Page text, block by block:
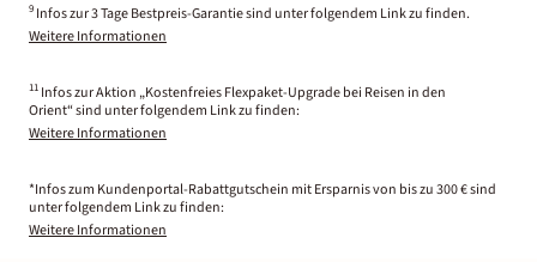
9 Infos zur 3 Tage Bestpreis-Garantie sind unter folgendem Link zu finden.
Weitere Informationen
11 Infos zur Aktion „Kostenfreies Flexpaket-Upgrade bei Reisen in den
Orient“ sind unter folgendem Link zu finden:
Weitere Informationen
*Infos zum Kundenportal-Rabattgutschein mit Ersparnis von bis zu 300 € sind
unter folgendem Link zu finden:
Weitere Informationen